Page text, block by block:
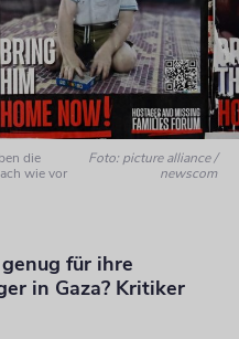
die
wie vor
Foto: picture alliance /
newscom
für ihre
in Gaza? Kritiker